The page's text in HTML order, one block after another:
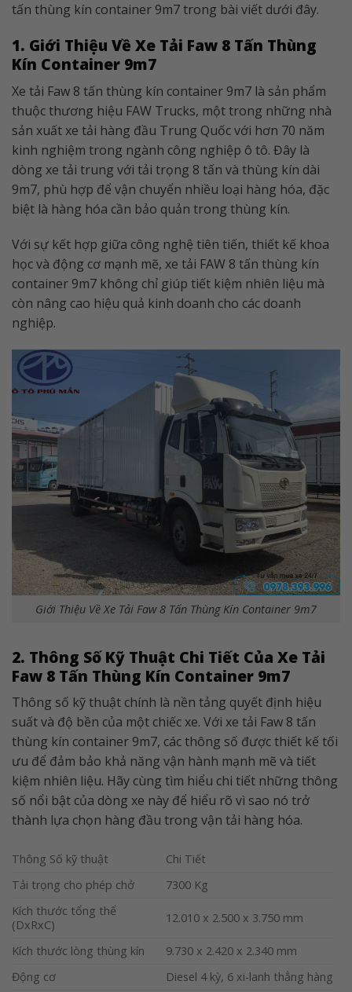
tấn thùng kín container 9m7 trong bài viết dưới đây.
1. Giới Thiệu Về Xe Tải Faw 8 Tấn Thùng
Kín Container 9m7
Xe tải Faw 8 tấn thùng kín container 9m7 là sản phẩm
thuộc thương hiệu FAW Trucks, một trong những nhà
sản xuất xe tải hàng đầu Trung Quốc với hơn 70 năm
kinh nghiệm trong ngành công nghiệp ô tô. Đây là
dòng xe tải trung với tải trọng 8 tấn và thùng kín dài
9m7, phù hợp để vận chuyển nhiều loại hàng hóa, đặc
biệt là hàng hóa cần bảo quản trong thùng kín.
Với sự kết hợp giữa công nghệ tiên tiến, thiết kế khoa
học và động cơ mạnh mẽ, xe tải FAW 8 tấn thùng kín
container 9m7 không chỉ giúp tiết kiệm nhiên liệu mà
còn nâng cao hiệu quả kinh doanh cho các doanh
nghiệp.
Giới Thiệu Về Xe Tải Faw 8 Tấn Thùng Kín Container 9m7
2. Thông Số Kỹ Thuật Chi Tiết Của Xe Tải
Faw 8 Tấn Thùng Kín Container 9m7
Thông số kỹ thuật chính là nền tảng quyết định hiệu
suất và độ bền của một chiếc xe. Với xe tải Faw 8 tấn
thùng kín container 9m7, các thông số được thiết kế tối
ưu để đảm bảo khả năng vận hành mạnh mẽ và tiết
kiệm nhiên liệu. Hãy cùng tìm hiểu chi tiết những thông
số nổi bật của dòng xe này để hiểu rõ vì sao nó trở
thành lựa chọn hàng đầu trong vận tải hàng hóa.
Thông Số kỹ thuật
Chi Tiết
Tải trọng cho phép chở
7300 Kg
Kích thước tổng thể
(DxRxC)
12.010 x 2.500 x 3.750 mm
Kích thước lòng thùng kín
9.730 x 2.420 x 2.340 mm
Động cơ
Diesel 4 kỳ, 6 xi-lanh thẳng hàng